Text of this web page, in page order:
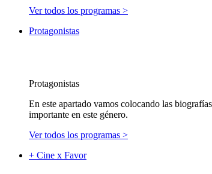
Ver todos los programas >
Protagonistas
Protagonistas
En este apartado vamos colocando las
importante en este género.
Ver todos los programas >
+ Cine x Favor